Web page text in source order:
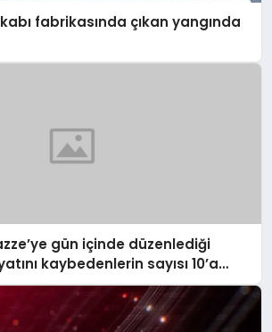
fabrikasında çıkan yangında
gün içinde düzenlediği
kaybedenlerin sayısı 10’a